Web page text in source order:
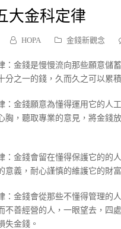
大金科定律
HOPA 金錢新觀念
：金錢是慢慢流向那些願意儲蓄
分之一的錢，久而久之可以累
：金錢願意為懂得運用它的人工
胸，聽取專業的意見，將金錢
：金錢會留在懂得保護它的的人
意義，耐心謹慎的維護它的財
：金錢會從那些不懂得管理的
不善經營的人，一眼望去，四
失金錢。